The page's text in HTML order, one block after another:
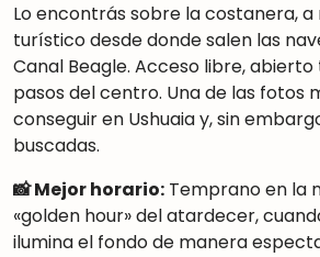
Lo encontrás sobre la costanera,
turístico desde donde salen las
Canal Beagle. Acceso libre, abierto
pasos del centro. Una de las fotos
conseguir en Ushuaia y, sin
buscadas.
📸 Mejor horario: Temprano en la
«golden hour» del atardecer,
ilumina el fondo de manera